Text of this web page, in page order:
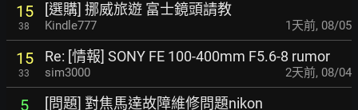
15
38
[選購] 挪威旅遊 富士鏡頭請教
Kindle777 1天前, 08/05
15
33
Re: [情報] SONY FE 100-400mm F5.6-8 rumor
sim3000 2天前, 08/04
5 [問題] 對焦馬達故障維修問題nikon